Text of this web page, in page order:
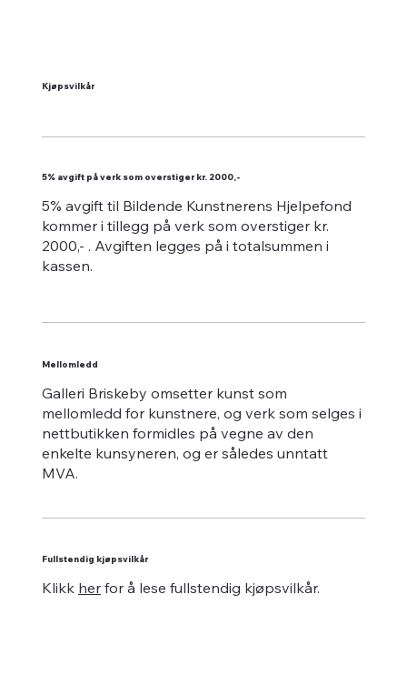
Kjøpsvilkår
5% avgift på verk som overstiger kr. 2000,-
5% avgift til Bildende Kunstnerens Hjelpefond
kommer i tillegg på verk som overstiger kr.
2000,- . Avgiften legges på i totalsummen i
kassen.
Mellomledd
Galleri Briskeby omsetter kunst som
mellomledd for kunstnere, og verk som selges i
nettbutikken formidles på vegne av den
enkelte kunsyneren, og er således unntatt
MVA.
Fullstendig kjøpsvilkår
Klikk herfor å lese fullstendig kjøpsvilkår.